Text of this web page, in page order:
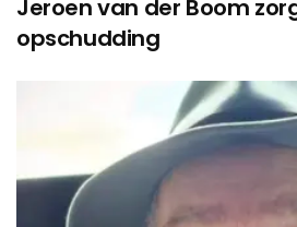
Jeroen van der Boom
opschudding